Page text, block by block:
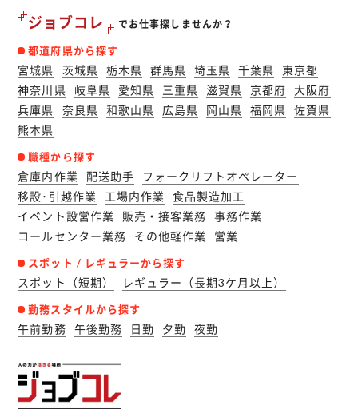
ジョブコレ でお仕事探しませんか？
都道府県から探す
宮城県 茨城県 栃木県 群馬県 埼玉県 千葉県
東京都
神奈川県
岐阜県 愛知県 三重県 滋賀県 京都府
大阪府
兵庫県
奈良県 和歌山県 広島県 岡山県 福岡県
佐賀県
熊本県
職種から探す
倉庫内作業 配送助手
フォークリフトオペレーター
移設･引越作業
工場内作業
食品製造加工
イベント設営作業
販売・接客業務
事務作業
コールセンター業務
その他軽作業 営業
スポット / レギュラーから探す
スポット（短期） レギュラー（長期3ケ月以上）
勤務スタイルから探す
午前勤務 午後勤務 日勤 夕勤 夜勤